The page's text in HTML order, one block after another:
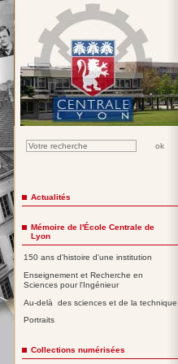
Actualités
Mémoire de l'École Centrale de
Lyon
150 ans d'histoire d'une institution
Enseignement et Recherche en
Sciences pour l'Ingénieur
Au-delà des sciences et de la technique
Portraits
Collections numérisées